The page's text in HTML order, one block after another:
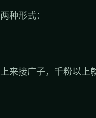
种形式：
来接广子，千粉以上